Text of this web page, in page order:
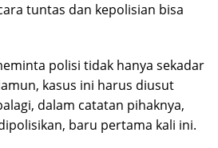
tuntas dan kepolisian bisa
polisi tidak hanya sekadar
kasus ini harus diusut
dalam catatan pihaknya,
baru pertama kali ini.